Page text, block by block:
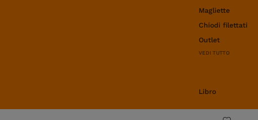
Magliette
Chiodi filettati
Outlet
VEDI TUTTO
Libro